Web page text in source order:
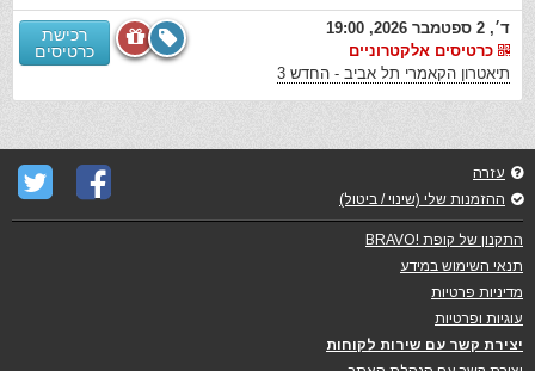
ד׳, 2 ספטמבר 2026, 19:00
כרטיסים אלקטרוניים
תיאטרון הקאמרי תל אביב - החדש 3
רכישת
כרטיסים
עזרה
ההזמנות שלי (שינוי / ביטול)
התקנון של קופת !BRAVO
תנאי השימוש במידע
מדיניות פרטיות
עוגיות ופרטיות
יצירת קשר עם שירות לקוחות